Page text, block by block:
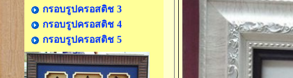
กรอบรูปครอสติช 3
กรอบรูปครอสติช 4
กรอบรูปครอสติช 5